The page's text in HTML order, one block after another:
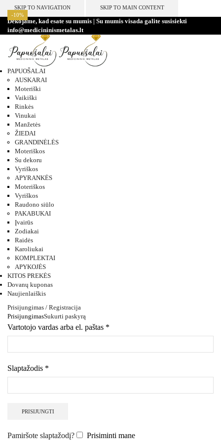
SKIP TO NAVIGATION SKIP TO MAIN CONTENT
Dėkojame, kad esate su mumis | Su mumis visada galite susisiekti
info@medicininismetalas.lt
PAPUOŠALAI
AUSKARAI
Moteriški
Vaikiški
Rinkės
Vinukai
Manžetės
ŽIEDAI
GRANDINĖLĖS
Moteriškos
Su dekoru
Vyriškos
APYRANKĖS
Moteriškos
Vyriškos
Raudono siūlo
PAKABUKAI
Įvairūs
Zodiakai
Raidės
Karoliukai
KOMPLEKTAI
APYKOJĖS
KITOS PREKĖS
Dovanų kuponas
Naujienlaiškis
Prisijungimas / Registracija
PrisijungimasSukurti paskyrą
Vartotojo vardas arba el. paštas *
Slaptažodis *
PRISIJUNGTI
Pamiršote slaptažodį? Prisiminti mane
-10%
-10%
-10%
-10%
-10%
-10%
-10%
-10%